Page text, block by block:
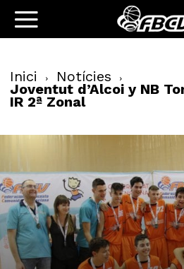
Inici Notícies
Joventut d’Alcoi y NB
IR 2ª Zonal